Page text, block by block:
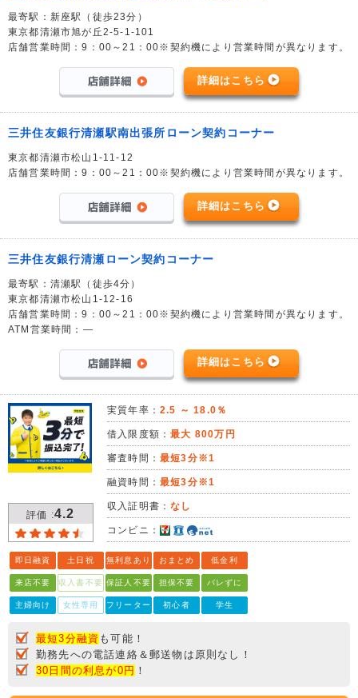
最寄駅：新座駅（徒歩23分）
東京都清瀬市旭が丘2-5-1-101
店舗営業時間：9：00～21：00※契約機により営業時間が異なります。
詳細はこちら
三井住友銀行清瀬駅南出張所ローン契約コーナー
東京都清瀬市松山1-11-12
店舗営業時間：9：00～21：00※契約機により営業時間が異なります。
詳細はこちら
三井住友銀行清瀬ローン契約コーナー
最寄駅：清瀬駅（徒歩4分）
東京都清瀬市松山1-12-16
店舗営業時間：9：00～21：00※契約機により営業時間が異なります。
ATM営業時間：―
詳細はこちら
評価 :4.2
実質年率： 2.5 ～ 18.0％
借入限度額：最大 800万円
審査時間： 最短3分※1
融資時間： 最短3分※1
収入証明書：なし
コンビニ：
即日融資 土日祝 無利息あり おまとめ 低金利
来店不要 収入書不要 保証人不要 担保不要 バレずに
主婦向け 女性専用 フリーター 初心者 学生
最短3分融資 も可能！
勤務先への電話連絡＆郵送物は原則なし！
30日間の利息が0円 ！